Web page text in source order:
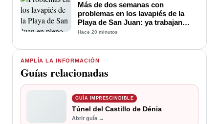
AMPLÍA LA INFORMACIÓN
Guías relacionadas
GUÍA IMPRESCINDIBLE
Túnel del Castillo de Dénia
Abrir guía →
Más de dos semanas con
problemas en los lavapiés de la
Playa de San Juan: ya trabajan
para soluciona
Hace 20 minutos